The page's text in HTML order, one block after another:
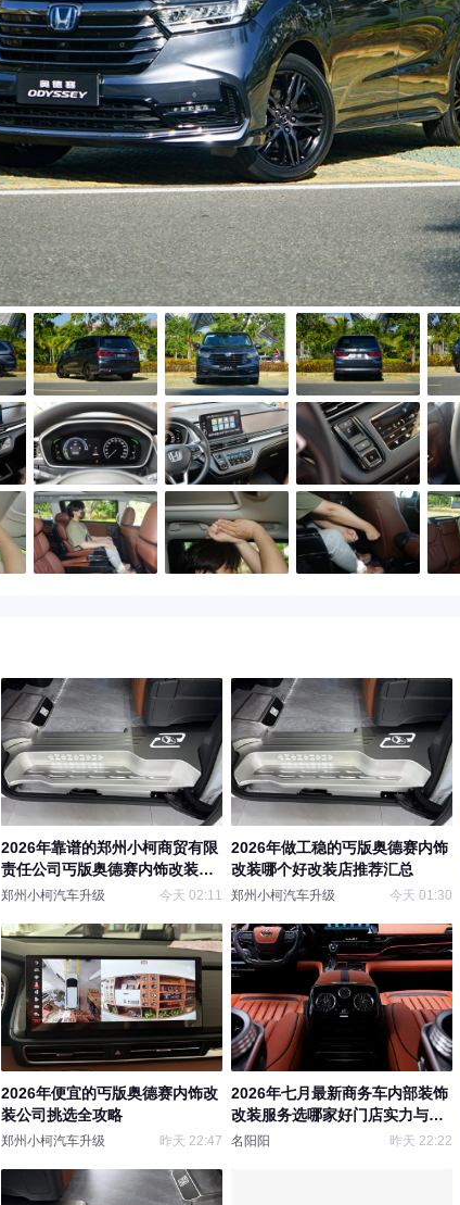
2026年靠谱的郑州小柯商贸有限
责任公司丐版奥德赛内饰改装源
头工厂团队实力测评
郑州小柯汽车升级 今天 02:11
2026年做工稳的丐版奥德赛内饰
改装哪个好改装店推荐汇总
郑州小柯汽车升级 今天 01:30
2026年便宜的丐版奥德赛内饰改
装公司挑选全攻略
郑州小柯汽车升级 昨天 22:47
2026年七月最新商务车内部装饰
改装服务选哪家好门店实力与用
户口碑
名阳阳 昨天 22:22